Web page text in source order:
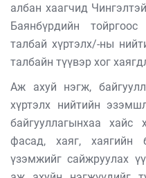
албан хаагчид
Баянбүрдийн
талбай хүртэлх/-ны
талбайн түүвэр хог
Аж ахуй нэгж,
хүртэлх нийтийн
байгууллагынхаа хайс
фасад, хаяг, хаягийн
үзэмжийг сайжруулах